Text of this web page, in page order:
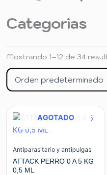
Categorias
Mostrando 1–12 de 34
AGOTADO
Antiparasitario y antipulgas
ATTACK PERRO 0 A 5 KG
0,5 ML